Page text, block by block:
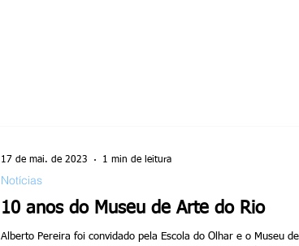
10 anos do Museu de Arte do Rio
Alberto Pereira foi convidado pela Escola do Olhar e o Museu
Notícias
17 de mai. de 2023 1 min de leitura